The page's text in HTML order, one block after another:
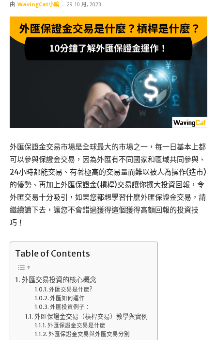
由 WavingCat小編 - 29 10 月, 2023
外匯保證金交易市場是全球最大的市場之一，每一日基本上都
可以參與保證金交易，因為外匯有不同國家和區域共同參與、
24小時都能交易、有著極高的交易量而難以被人為操作(造市)
的優勢、再加上外匯保證金(槓桿)交易讓你擴大投資回報，令
外匯交易十分吸引，如果您都想學習什麼外匯保證金交易，請
繼續讀下去，讓您不會錯過獲得這個獲得高額回報的投資技
巧！
Table of Contents
外匯交易投資的核心概念
外匯交易是什麼?
外匯如何運作
外匯投資例子：
外匯保證金交易（槓桿交易）教學與實例
外匯保證金交易是什麼
外匯保證金交易與外匯交易分別